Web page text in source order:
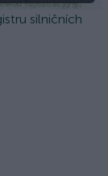
silničních